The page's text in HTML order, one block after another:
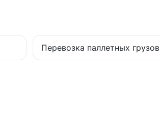
Перевозка паллетных грузов